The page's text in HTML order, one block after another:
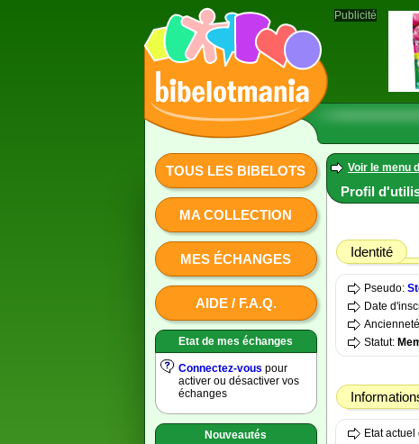
TOUS LES BIBELOTS
MA COLLECTION
MES ÉCHANGES
AIDE / F.A.Q.
Etat de mes échanges
Connectez-vous pour
activer ou désactiver vos
échanges
Nouveautés
Voir le menu
Profil
Identité
Pseudo:
Date
Statut:
Etat
Publicité